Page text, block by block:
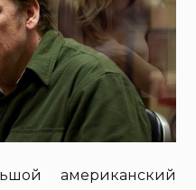
американский